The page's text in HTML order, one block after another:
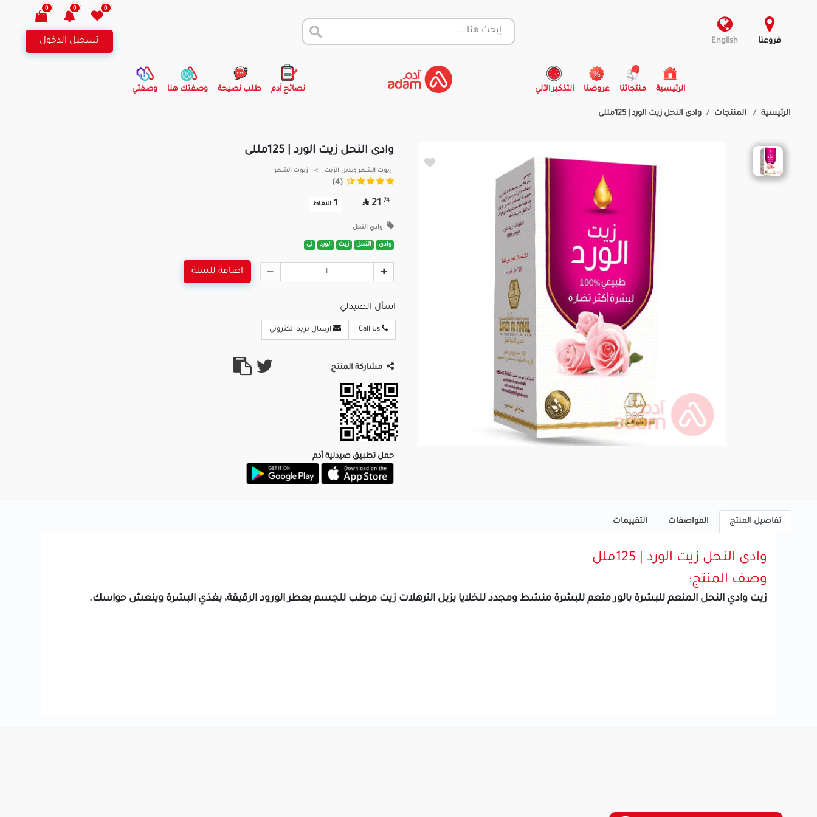
فروعنا English
0
0
0
تسجيل الدخول
الرئيسية
(current) منتجاتنا عروضنا التذكير الآلي نصائح آدم طلب نصيحة وصفتك هنا وصفتي
الرئيسية المنتجات وادى النحل زيت الورد | 125مللى
وادى النحل زيت الورد | 125مللى
زيوت الشعر وبديل الزيت > زيوت الشعر
(4)
74
21

1 النقاط
وادي النحل
وادى النحل زيت الورد لى
اضافة للسلة
اسأل الصيدلي
Call Us ارسال بريد الكترونى
مشاركة المنتج
حمل تطبيق صيدلية آدم
تفاصيل المنتج المواصفات التقييمات
وادى النحل زيت الورد | 125ملل
وصف المنتج:
زيت وادي النحل المنعم للبشرة بالور منعم للبشرة منشط ومجدد للخلايا يزيل الترهلات زيت مرطب للجسم بعطر الورود الرقيقة، يغذي البشرة وينعش حواسك.